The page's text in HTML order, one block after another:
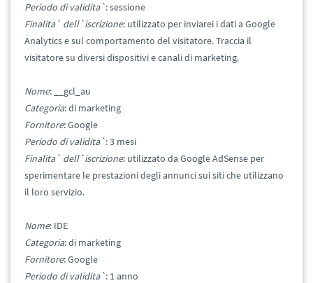
Periodo di validita`: sessione
Finalita` dell`iscrizione: utilizzato per inviarei i dati a Google
Analytics e sul comportamento del visitatore. Traccia il
visitatore su diversi dispositivi e canali di marketing.
Nome: __gcl_au
Categoria: di marketing
Fornitore: Google
Periodo di validita`: 3 mesi
Finalita` dell`iscrizione: utilizzato da Google AdSense per
sperimentare le prestazioni degli annunci sui siti che utilizzano
il loro servizio.
Nome: IDE
Categoria: di marketing
Fornitore: Google
Periodo di validita`: 1 anno